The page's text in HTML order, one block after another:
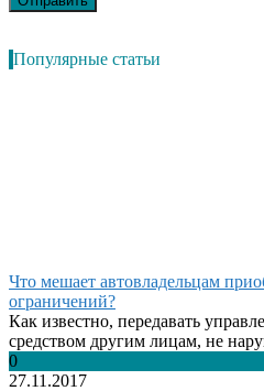
Популярные статьи
Что мешает автовладельцам
ограничений?
Как известно, передавать
средством другим лицам, не
0
27.11.2017